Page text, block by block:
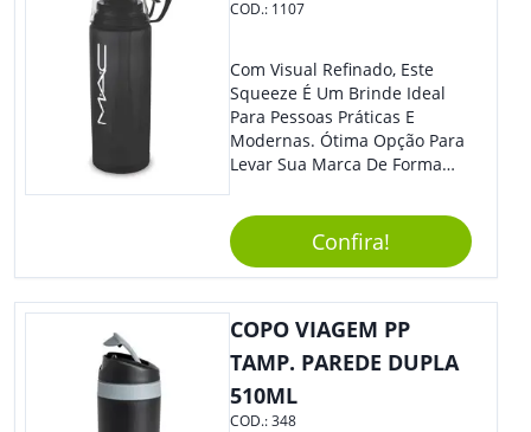
COD.: 1107
Com Visual Refinado, Este
Squeeze É Um Brinde Ideal
Para Pessoas Práticas E
Modernas. Ótima Opção Para
Levar Sua Marca De Forma
Sua Empresa Em Eventos,
Reuniões Corporativas Ou Até
Mesmo Para Presentear
Colaboradores E Parceiros De
Sua Empresa.
Confira!
COPO VIAGEM PP
TAMP. PAREDE DUPLA
510ML
COD.:348